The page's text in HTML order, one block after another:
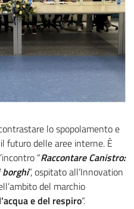
lo spopolamento e
futuro delle aree interne. È
“Raccontare Canistro:
”, ospitato all’Innovation
del marchio
e del respiro“.